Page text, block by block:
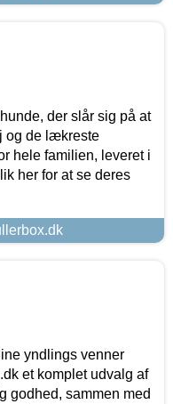
der slår sig på at
og de lækreste
hele familien, leveret i
her for at se deres
yndlings venner
et komplet udvalg af
godhed, sammen med